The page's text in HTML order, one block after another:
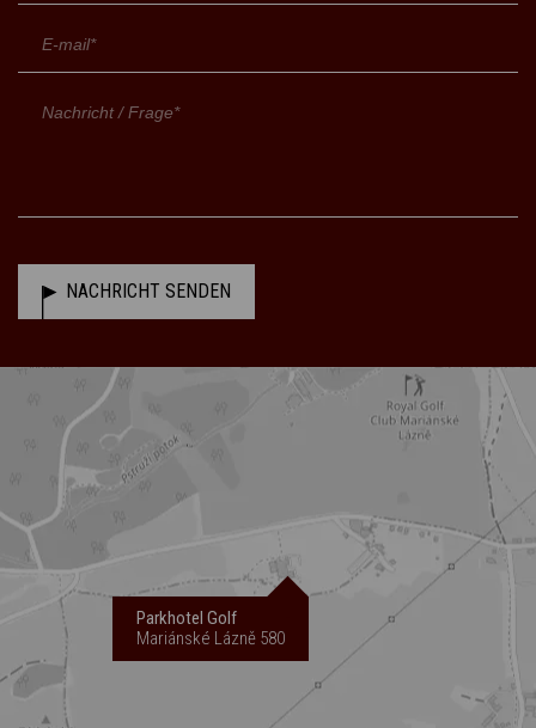
NACHRICHT SENDEN
Parkhotel Golf
Mariánské Lázně 580